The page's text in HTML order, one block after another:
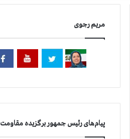
مریم رجوی
پیام‌های رئیس جمهور برگزیده مقاومت